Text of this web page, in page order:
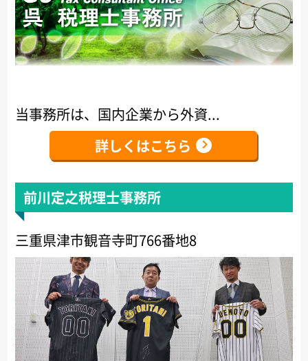
当事務所は、国内企業から外資...
詳しくはこちら
前川定之税理士事務所
三重県津市観音寺町766番地8